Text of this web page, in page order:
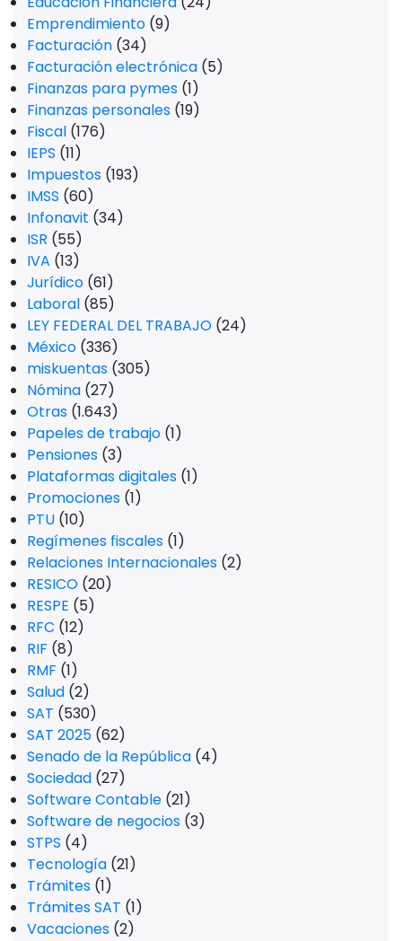
Emprendimiento (9)
Facturación (34)
Facturación electrónica (5)
Finanzas para pymes (1)
Finanzas personales (19)
Fiscal (176)
IEPS (11)
Impuestos (193)
IMSS (60)
Infonavit (34)
ISR (55)
IVA (13)
Jurídico (61)
Laboral (85)
LEY FEDERAL DEL TRABAJO (24)
México (336)
miskuentas (305)
Nómina (27)
Otras (1.643)
Papeles de trabajo (1)
Pensiones (3)
Plataformas digitales (1)
Promociones (1)
PTU (10)
Regímenes fiscales (1)
Relaciones Internacionales (2)
RESICO (20)
RESPE (5)
RFC (12)
RIF (8)
RMF (1)
Salud (2)
SAT (530)
SAT 2025 (62)
Senado de la República (4)
Sociedad (27)
Software Contable (21)
Software de negocios (3)
STPS (4)
Tecnología (21)
Trámites (1)
Trámites SAT (1)
Vacaciones (2)